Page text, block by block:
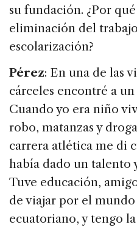
su fundación. ¿Por
eliminación del
escolarización?
Pérez: En una de las
cárceles encontré a
Cuando yo era niño
robo, matanzas y
carrera atlética me di
había dado un talento
Tuve educación,
de viajar por el
ecuatoriano, y tengo